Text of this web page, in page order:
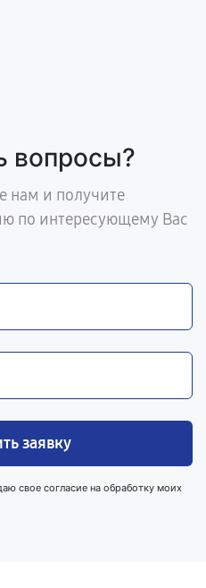
вопросы?
нам и получите
по интересующему Вас
заявку
свое согласие на обработку моих